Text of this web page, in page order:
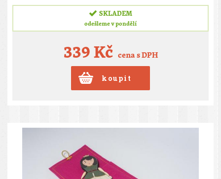
SKLADEM
odešleme v pondělí
339 Kč cena s DPH